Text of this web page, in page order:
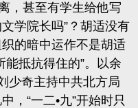
，甚至有学生给他写
学院长吗”？胡适没有
的暗中运作不是胡适
能抵抗得住的”。以余
少奇主持中共北方局
，“一二•九”开始时只